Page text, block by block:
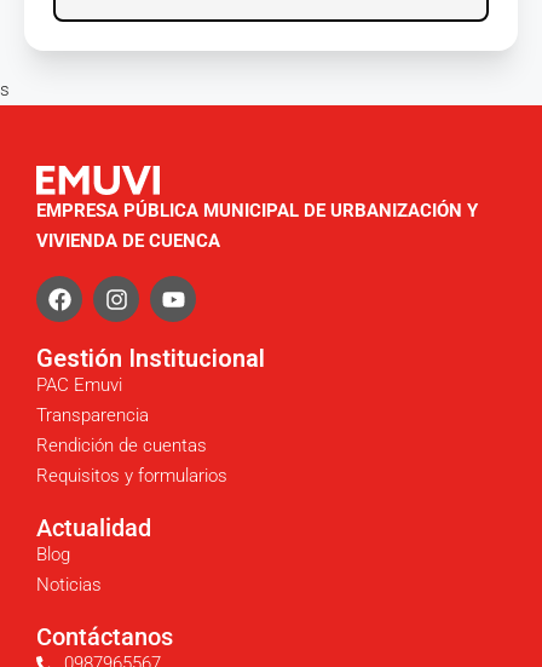
s
EMPRESA PÚBLICA MUNICIPAL DE URBANIZACIÓN Y
VIVIENDA DE CUENCA
Gestión Institucional
PAC Emuvi
Transparencia
Rendición de cuentas
Requisitos y formularios
Actualidad
Blog
Noticias
Contáctanos